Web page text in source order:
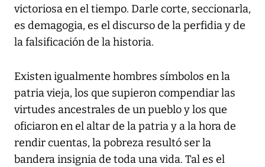
victoriosa en el tiempo. Darle corte, seccionarla,
es demagogia, es el discurso de la perfidia y de
la falsificación de la historia.
Existen igualmente hombres símbolos en la
patria vieja, los que supieron compendiar las
virtudes ancestrales de un pueblo y los que
oficiaron en el altar de la patria y a la hora de
rendir cuentas, la pobreza resultó ser la
bandera insignia de toda una vida. Tal es el